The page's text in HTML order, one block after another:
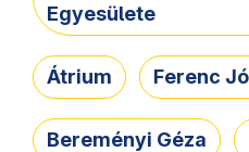
Egyesülete
Átrium Ferenc
Bereményi Géza